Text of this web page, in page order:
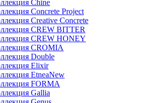
Chine
Concrete Project
Creative Concrete
CREW BITTER
CREW HONEY
CROMIA
Double
Elixir
EtneaNew
FORMA
Gallia